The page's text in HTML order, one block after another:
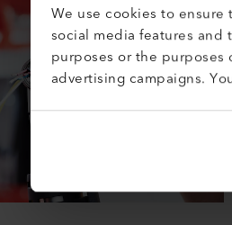
We use cookies to
social media features and
purposes or the purposes
advertising campaigns.